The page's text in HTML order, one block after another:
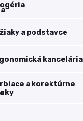
a podstavce
kancelária
a korektúrne